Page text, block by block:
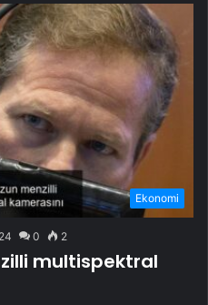
Ekonomi
0 2
multispektral